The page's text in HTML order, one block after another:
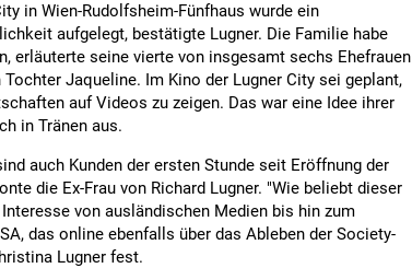
in Wien-Rudolfsheim-Fünfhaus wurde ein
aufgelegt, bestätigte Lugner. Die Familie habe
erläuterte seine vierte von insgesamt sechs Ehefrauen
Jaqueline. Im Kino der Lugner City sei geplant,
auf Videos zu zeigen. Das war eine Idee ihrer
in Tränen aus.
auch Kunden der ersten Stunde seit Eröffnung der
die Ex-Frau von Richard Lugner. "Wie beliebt dieser
von ausländischen Medien bis hin zum
das online ebenfalls über das Ableben der Society-
Lugner fest.